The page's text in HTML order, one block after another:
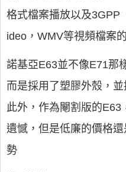
格式檔案播放以及3GPP
ideo，WMV等視頻檔案
諾基亞E63並不像E71那
而是採用了塑膠外殼，
此外，作為閹割版的
遺憾，但是低廉的價格
勢